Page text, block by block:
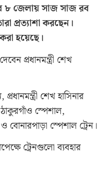
৮ জেলায় সাজ সাজ রব
প্রত্যাশা করছেন।
হয়েছে।
প্রধানমন্ত্রী শেখ
শেখ হাসিনার
স্পেশাল,
স্পেশাল ট্রেন।
ট্রেনগুলো ব্যবহার